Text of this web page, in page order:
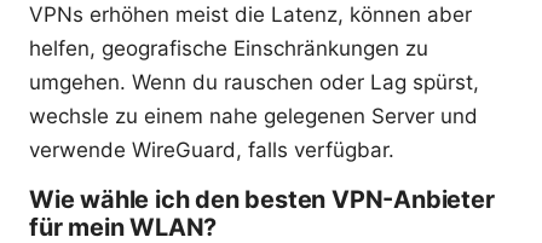
VPNs erhöhen meist die Latenz, können aber
helfen, geografische Einschränkungen zu
umgehen. Wenn du rauschen oder Lag spürst,
wechsle zu einem nahe gelegenen Server und
verwende WireGuard, falls verfügbar.
Wie wähle ich den besten VPN-Anbieter
für mein WLAN?